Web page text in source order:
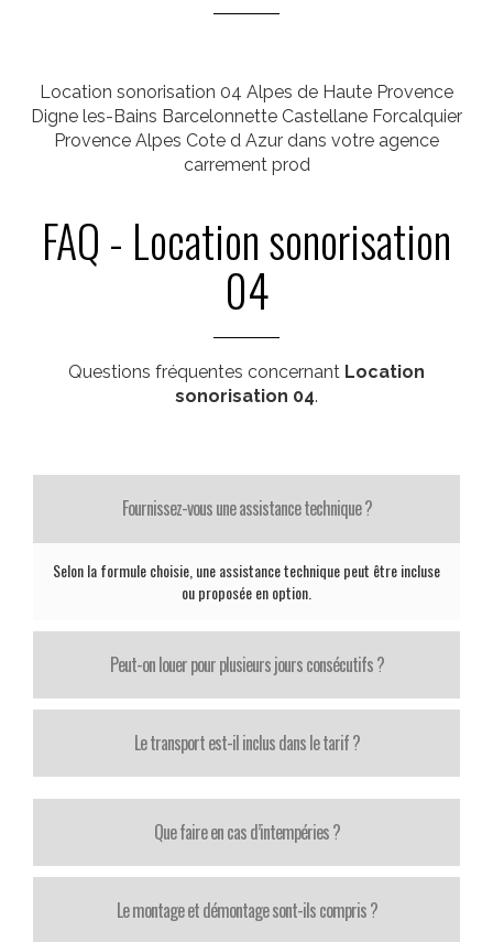
Location sonorisation 04 Alpes de Haute Provence
Digne les-Bains Barcelonnette Castellane Forcalquier
Provence Alpes Cote d Azur dans votre agence
carrement prod
FAQ - Location sonorisation
04
Questions fréquentes concernant Location
sonorisation 04.
Fournissez-vous une assistance technique ?
Selon la formule choisie, une assistance technique peut être incluse
ou proposée en option.
Peut-on louer pour plusieurs jours consécutifs ?
Le transport est-il inclus dans le tarif ?
Que faire en cas d’intempéries ?
Le montage et démontage sont-ils compris ?